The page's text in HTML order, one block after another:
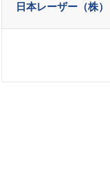
日本レーザー（株）